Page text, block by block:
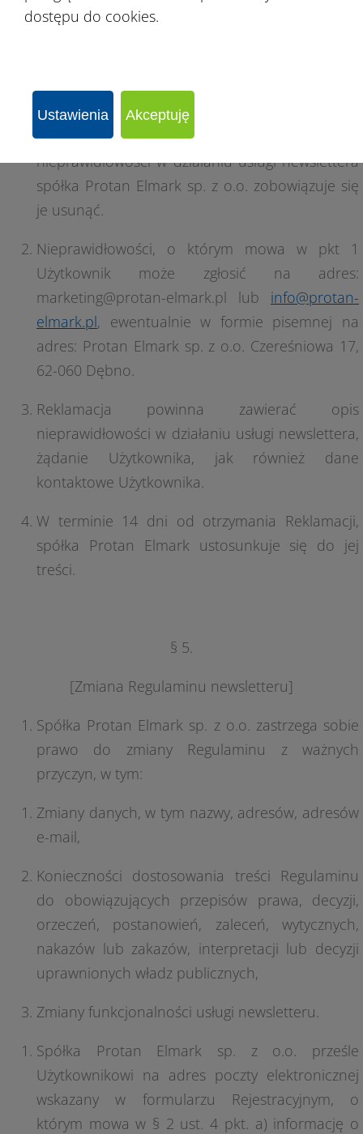
[Reklamacje]
W przypadku zgłoszenia przez Użytkownika
nieprawidłowości w działaniu usługi newslettera
spółka Protan Elmark sp. z o.o. zobowiązuje się
je usunąć.
Nieprawidłowości, o którym mowa w pkt 1
Użytkownik może zgłosić na adres:
marketing@protan-elmark.pl lub info@protan-
elmark.pl, ewentualnie w formie pisemnej na
adres: Protan Elmark sp. z o.o. Czereśniowa 17,
62-060 Dębno.
Reklamacja powinna zawierać opis
nieprawidłowości w działaniu usługi newslettera,
żądanie Użytkownika, jak również dane
kontaktowe Użytkownika.
W terminie 14 dni od otrzymania Reklamacji,
spółka Protan Elmark ustosunkuje się do jej
treści.
§ 5.
[Zmiana Regulaminu newsletteru]
Spółka Protan Elmark sp. z o.o. zastrzega sobie
prawo do zmiany Regulaminu z ważnych
przyczyn, w tym:
Zmiany danych, w tym nazwy, adresów, adresów
e-mail,
Konieczności dostosowania treści Regulaminu
do obowiązujących przepisów prawa, decyzji,
orzeczeń, postanowień, zaleceń, wytycznych,
nakazów lub zakazów, interpretacji lub decyzji
uprawnionych władz publicznych,
Zmiany funkcjonalności usługi newsletteru.
Spółka Protan Elmark sp. z o.o. prześle
Użytkownikowi na adres poczty elektronicznej
wskazany w formularzu Rejestracyjnym, o
którym mowa w § 2 ust. 4 pkt. a) informację o
dostępu do cookies.
Ustawienia Akceptuję